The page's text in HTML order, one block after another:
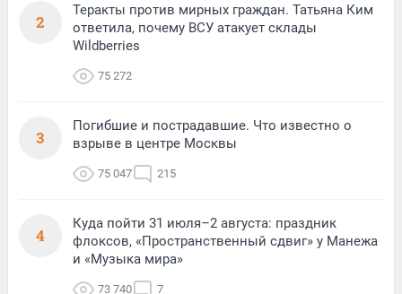
2
Теракты против мирных граждан. Татьяна Ким
ответила, почему ВСУ атакует склады
Wildberries
75 272
3
Погибшие и пострадавшие. Что известно о
взрыве в центре Москвы
75 047 215
4
Куда пойти 31 июля–2 августа: праздник
флоксов, «Пространственный сдвиг» у Манежа
и «Музыка мира»
73 740 7